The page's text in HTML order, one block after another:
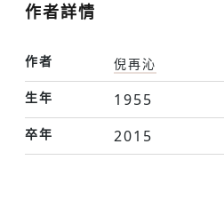
作者詳情
作者
倪再沁
生年
1955
卒年 2015